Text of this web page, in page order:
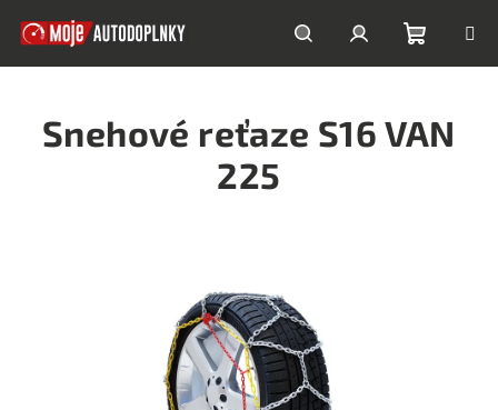
HľadaťPrihlásenie
košík
Snehové reťaze S16 VAN
225